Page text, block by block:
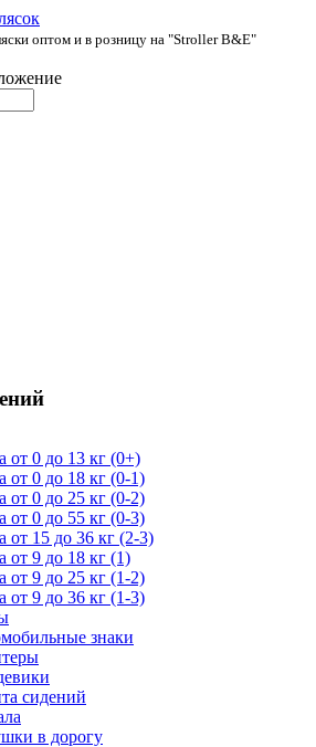
оптом и в розницу на "Stroller B&E"
от 0 до 13 кг (0+)
от 0 до 18 кг (0-1)
от 0 до 25 кг (0-2)
от 0 до 55 кг (0-3)
от 15 до 36 кг (2-3)
от 9 до 18 кг (1)
от 9 до 25 кг (1-2)
от 9 до 36 кг (1-3)
знаки
сидений
в дорогу